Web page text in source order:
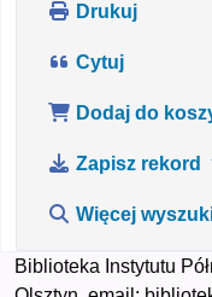
Drukuj
Cytuj
Dodaj do
Zapisz rekord
Więcej
Biblioteka Instytutu